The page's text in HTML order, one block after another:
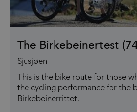
The Birkebeinertest
Sjusjøen
This is the bike route for those
the cycling performance for the
Birkebeinerrittet.